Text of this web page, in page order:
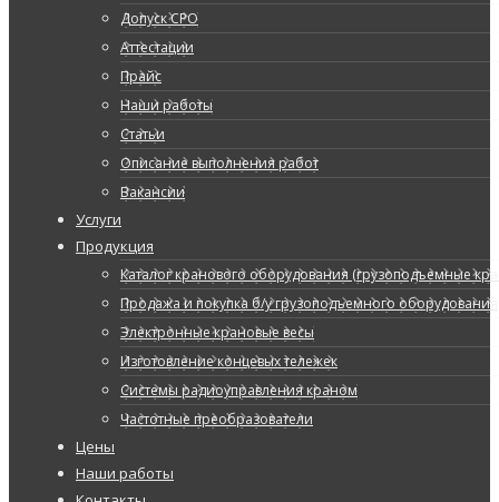
Допуск СРО
Аттестации
Прайс
Наши работы
Статьи
Описание выполнения работ
Вакансии
Услуги
Продукция
Каталог кранового оборудования (грузоподъемные
Продажа и покупка б/у грузоподъемного оборудования
Электронные крановые весы
Изготовление концевых тележек
Системы радиоуправления краном
Частотные преобразователи
Цены
Наши работы